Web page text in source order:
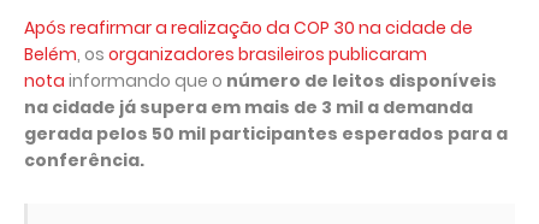
Após reafirmar a realização da COP 30 na cidade de
Belém, os organizadores brasileiros publicaram
nota informando que o número de leitos disponíveis
na cidade já supera em mais de 3 mil a demanda
gerada pelos 50 mil participantes esperados para a
conferência.